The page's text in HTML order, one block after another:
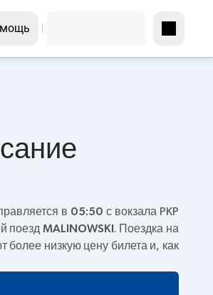
в 05:50 с вокзала PKP
поезд MALINOWSKI . Поездка на
более низкую цену билета и, как